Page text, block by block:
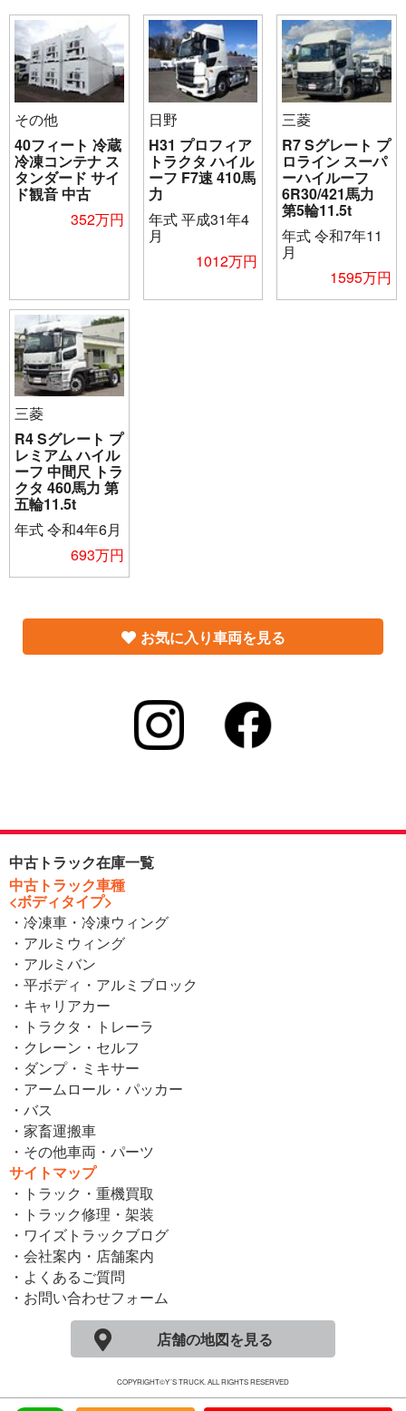
その他
40フィート 冷蔵
冷凍コンテナ ス
タンダード サイ
ド観音 中古
352万円
日野
H31 プロフィア
トラクタ ハイル
ーフ F7速 410馬
力
年式平成31年4
月
1012万円
三菱
R7 Sグレート プ
ロライン スーパ
ーハイルーフ
6R30/421馬力
第5輪11.5t
年式令和7年11
月
1595万円
三菱
R4 Sグレート プ
レミアム ハイル
ーフ 中間尺 トラ
クタ 460馬力 第
五輪11.5t
年式令和4年6月
693万円
お気に入り車両を見る
中古トラック在庫一覧
中古トラック車種
<ボディタイプ>
・冷凍車・冷凍ウィング
・アルミウィング
・アルミバン
・平ボディ・アルミブロック
・キャリアカー
・トラクタ・トレーラ
・クレーン・セルフ
・ダンプ・ミキサー
・アームロール・パッカー
・バス
・家畜運搬車
・その他車両・パーツ
サイトマップ
・トラック・重機買取
・トラック修理・架装
・ワイズトラックブログ
・会社案内・店舗案内
・よくあるご質問
・お問い合わせフォーム
店舗の地図を見る
COPYRIGHT©Y´S TRUCK. ALL RIGHTS RESERVED